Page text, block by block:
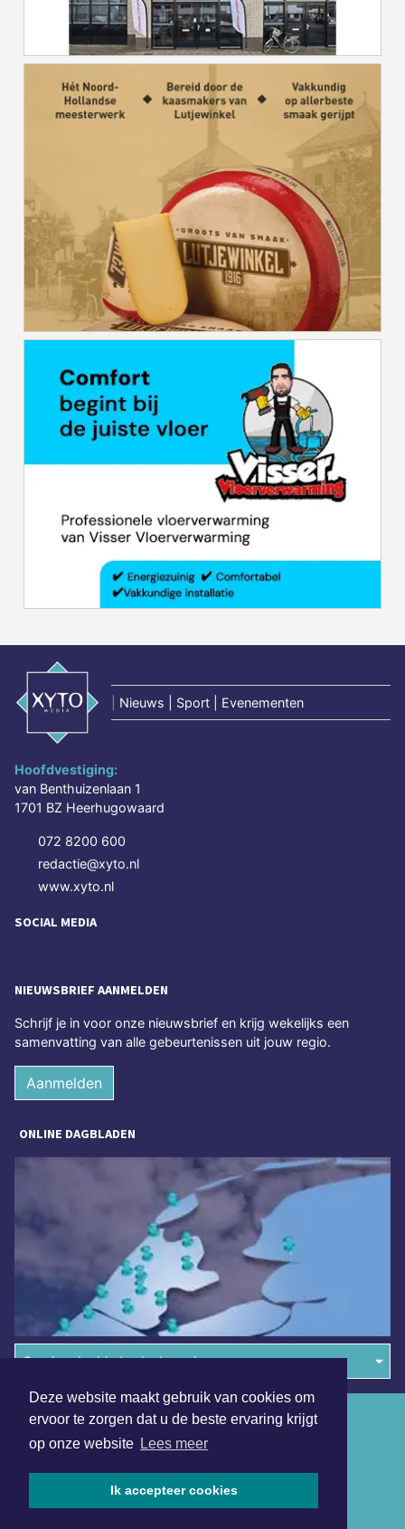
Deze website maakt gebruik van cookies om
ervoor te zorgen dat u de beste ervaring krijgt
op onze website Lees meer
Ik accepteer cookies
Nieuws | Sport | Evenementen
Hoofdvestiging:
van Benthuizenlaan 1
1701 BZ Heerhugowaard
072 8200 600
redactie@xyto.nl
www.xyto.nl
SOCIAL MEDIA
NIEUWSBRIEF AANMELDEN
Schrijf je in voor onze nieuwsbrief en krijg wekelijks een
samenvatting van alle gebeurtenissen uit jouw regio.
Aanmelden
ONLINE DAGBLADEN
Overige dagbladen in de regio
Algemene voorwaarden
Disclaimer